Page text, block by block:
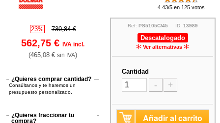
4.43/5 en 125 votos
23% 730,84 €
562,75 €IVA incl.
(465,08 €sin IVA)
¿Quieres comprar cantidad?
Consúltanos y te haremos un
presupuesto personalizado.
¿Quieres fraccionar tu
compra?
Ref: PS5105C/45 ID: 13989
Descatalogado
Ver alternativas
Cantidad
- +
Añadir al carrito